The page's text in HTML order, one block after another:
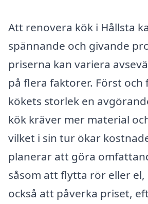
Att renovera kök i Hållsta
spännande och givande
priserna kan variera
på flera faktorer. Först och
kökets storlek en
kök kräver mer material
vilket i sin tur ökar
planerar att göra
såsom att flytta rör eller
också att påverka priset,